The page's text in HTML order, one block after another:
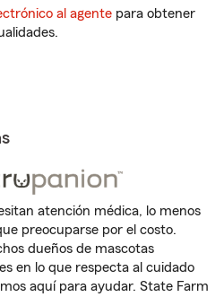
al agente para obtener
atención médica, lo menos
preocuparse por el costo.
dueños de mascotas
en lo que respecta al cuidado
aquí para ayudar. State Farm